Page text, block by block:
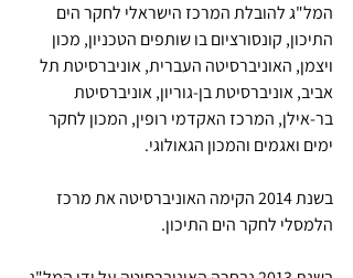
המל"ג להובלת המרכז הישראלי לחקר הים
התיכון, קונסורציום בו שותפים הטכניון, מכון
ויצמן, האוניברסיטה העברית, אוניברסיטת תל
אביב, אוניברסיטת בן-גוריון, אוניברסיטת
בר-אילן, המרכז האקדמי רופין, המכון לחקר
ימים ואגמים והמכון הגאולוגי.
בשנת 2014 הקימה האוניברסיטה את מרכז
הלמסלי לחקר הים התיכון.